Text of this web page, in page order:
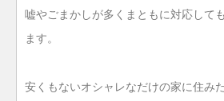
嘘やごまかしが多くまともに対応して
ます。
安くもないオシャレなだけの家に住み